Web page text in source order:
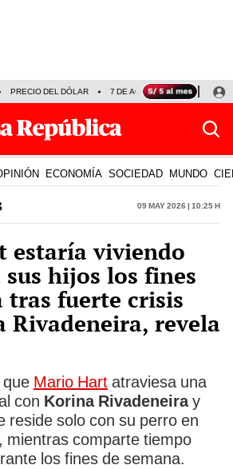
PRECIO DEL DÓLAR 7 DE AGOSTO OLLANTA
ECONOMÍA SOCIEDAD MUNDO
09 May 2026 | 10:25 h
estaría viviendo
sus hijos los fines
tras fuerte crisis
Rivadeneira, revela
Mario Hart atraviesa una
con Korina Rivadeneiray
reside solo con su perro en
mientras comparte tiempo
los fines de semana.